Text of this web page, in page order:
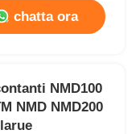
chatta ora
NMD100
NMD NMD200